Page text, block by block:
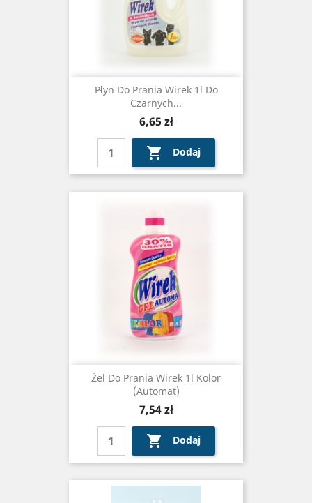
Płyn Do Prania Wirek 1l Do
Czarnych...
Cena
6,65 zł
 Dodaj
Żel Do Prania Wirek 1l Kolor
(automat)
Cena
7,54 zł
 Dodaj